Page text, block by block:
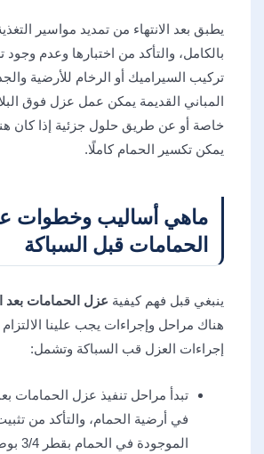
يطبق بعد الانتهاء من تمديد مواسير
بالكامل، والتأكد من اختبارها وعدم
تركيب السيراميك أو الرخام للأرضية
المباني القديمة يمكن عمل عزل فوق
خاصة أو عن طريق حلول جزئية إذا كان
يمكن تكسير الحمام كاملًا.
ماهي أساليب وخطوات
الحمامات قبل السباكة
ينبغي قبل فهم كيفية عزل الحمامات بعد
هناك مراحل وإجراءات يجب علينا
إجراءات العزل قب السباكة وتشمل:
تبدأ مراحل تنفيذ عزل الحمامات
في أرضية الحمام، والتأكد من
الموجودة في الحمام بقطر 3/4 بوصة.